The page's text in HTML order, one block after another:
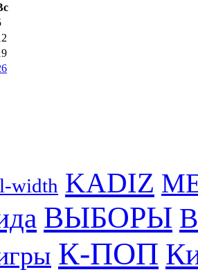
width KADIZ
ВЫБОРЫ
К-ПОП